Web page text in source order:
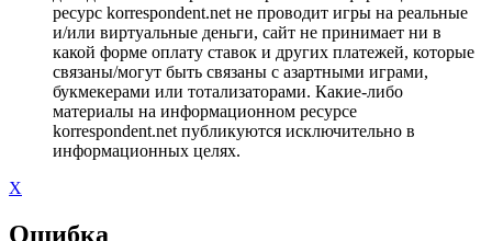
ресурс korrespondent.net не проводит игры на реальные
и/или виртуальные деньги, сайт не принимает ни в
какой форме оплату ставок и других платежей, которые
связаны/могут быть связаны с азартными играми,
букмекерами или тотализаторами. Какие-либо
материалы на информационном ресурсе
korrespondent.net публикуются исключительно в
информационных целях.
X
Ошибка